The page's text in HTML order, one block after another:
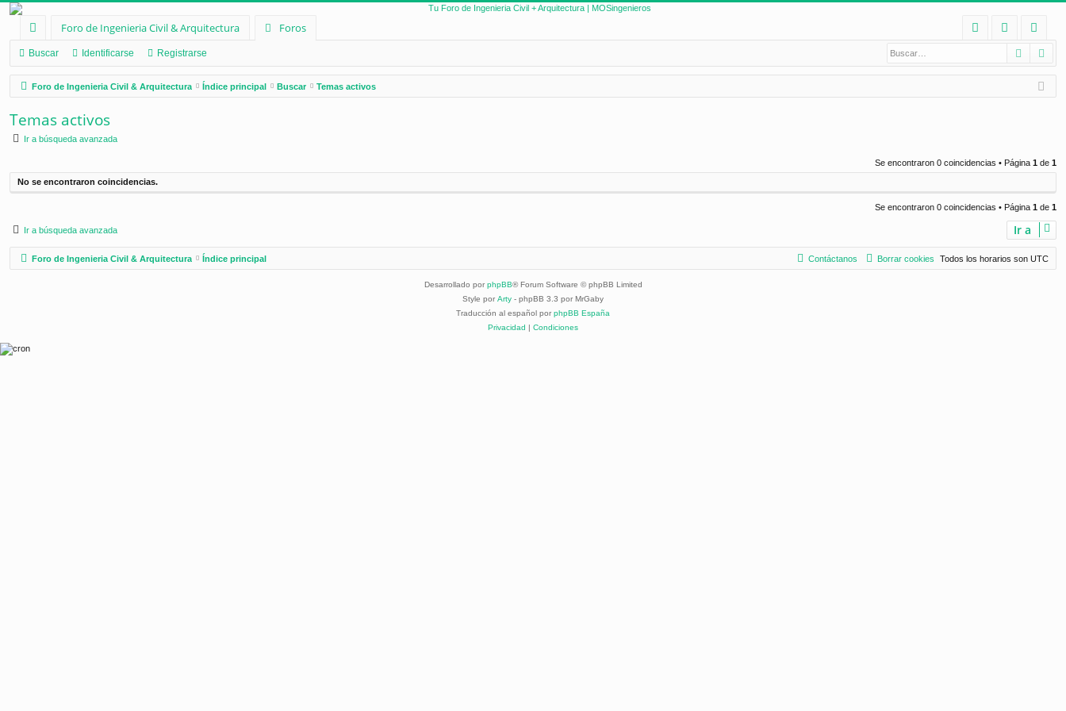
nl
ac
es
rá
d
Foro de Ingenieria Civil & Arquitectura
Foros
Q
nt
ifi
e
eg
ist
ra
Buscar Identificarse Registrarse Buscar
Foro de Ingenieria Civil & Arquitectura Índice principal Buscar Temas activos
Temas activos
Ir a búsqueda avanzada
Se encontraron 0 coincidencias • Página 1 de 1
No se encontraron coincidencias.
Se encontraron 0 coincidencias • Página 1 de 1
Ir a búsqueda avanzada Ir a
Foro de Ingenieria Civil & Arquitectura Índice principal Todos los horarios son UTC
Borrar cookies
Contáctanos
Desarrollado por phpBB® Forum Software © phpBB Limited
Style por Arty - phpBB 3.3 por MrGaby
Traducción al español por phpBB España
Privacidad
Condiciones